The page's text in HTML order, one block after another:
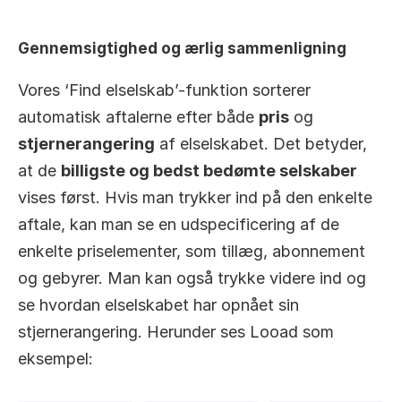
Gennemsigtighed og ærlig sammenligning
Vores ‘Find elselskab’-funktion sorterer
automatisk aftalerne efter både pris
stjernerangering af elselskabet. Det betyder,
at de billigste og bedst bedømte selskaber
vises først. Hvis man trykker ind på den enkelte
aftale, kan man se en udspecificering af de
enkelte priselementer, som tillæg, abonnement
og gebyrer. Man kan også trykke videre ind og
se hvordan elselskabet har opnået sin
stjernerangering. Herunder ses Looad som
eksempel: